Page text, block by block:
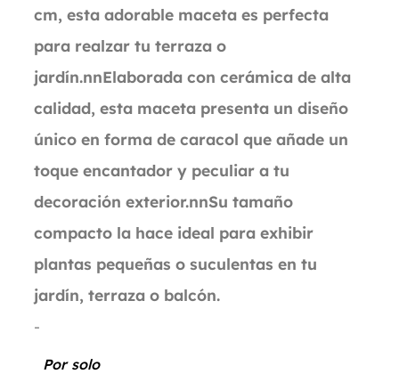
cm, esta adorable maceta es perfecta
para realzar tu terraza o
jardín.nnElaborada con cerámica de alta
calidad, esta maceta presenta un diseño
único en forma de caracol que añade un
toque encantador y peculiar a tu
decoración exterior.nnSu tamaño
compacto la hace ideal para exhibir
plantas pequeñas o suculentas en tu
jardín, terraza o balcón.
-
Por solo